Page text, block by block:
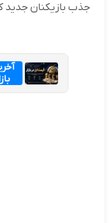
جذب بازیکنان جدید